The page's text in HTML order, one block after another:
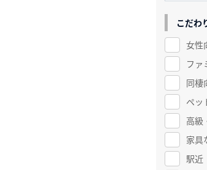
こだわ
女性
ファ
同棲
ペッ
高級
家具
駅近